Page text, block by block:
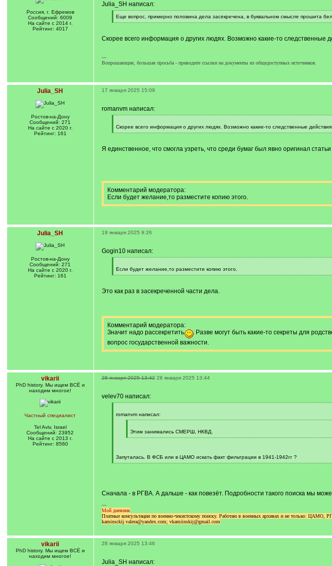
Россия, г. Ефремов
Сообщений: 6009
На сайте с 2014 г.
Рейтинг: 4017
Julia_SH написал:
[
q
Еще вопрос, примерно половина дела засекречена, в буквальном смысле прошита
[
]
Скорее всего информация о других людях. Возможно какие-то следственные
---
Вопрошающие, большая просьба - приводите ссылки на документы из общедоступных источников.
Julia_SH
Ростов-на-Дону
Сообщений: 271
На сайте с 2020 г.
Рейтинг: 161
17 января 2025 15:09
romanvm написал:
q
]
Скорее всего информация о других людях. Возможно какие-то следственные действия.
[
]
Я единственное, что смогла узреть, что среди бумаг был явно оригинал
Комментарий модератора:
Если будет желание,то разместите копию этого.
Julia_SH
Ростов-на-Дону
Сообщений: 271
На сайте с 2020 г.
Рейтинг: 161
19 января 2025 9:26
Gogin10 написал:
q
]
Если будет желание,то разместите копию этого.
[
]
Это как раз в засекреченной части дела.
Комментарий модератора:
Значит надо рассекретить
Разве могут быть какие-то секреты для
вопрос государственной важности.
vikarii
PhD history. Мы ищем ВСЁ и
находим многое!
Частный специалист
Tel Aviv, Israel
Сообщений: 23952
На сайте с 2013 г.
Рейтинг: 8560
28 января 2025 13:42 28 января 2025 13:44
velev70 написал:
q
romanvm написал:
q
]
Этим занимались СМЕРШ, НКВД.
[
Запуталась. В ФСБ или в ЦАМО искать факт фильтрации в 1941-1942гг ?
[
Сначала - в РГВА. А дальше - как повезёт. Подробности такого поиска мы
---
Мой дневник
Платные консультации по военно-чекистскому поиску. Работаю в военных архивах и не только:
kaminsckij.valera@yandex.com; vkamiinskij@gmail.com
vikarii
PhD history. Мы ищем ВСЁ и
находим многое!
28 января 2025 13:46
Julia_SH написал: